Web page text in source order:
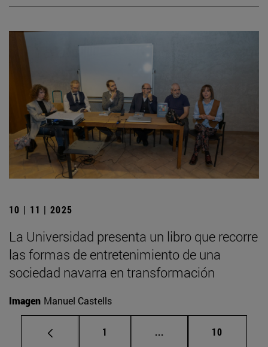
10 | 11 | 2025
La Universidad presenta un libro que recorre
las formas de entretenimiento de una
sociedad navarra en transformación
Imagen Manuel Castells
Página
1 ... Páginas intermedias
Página
10